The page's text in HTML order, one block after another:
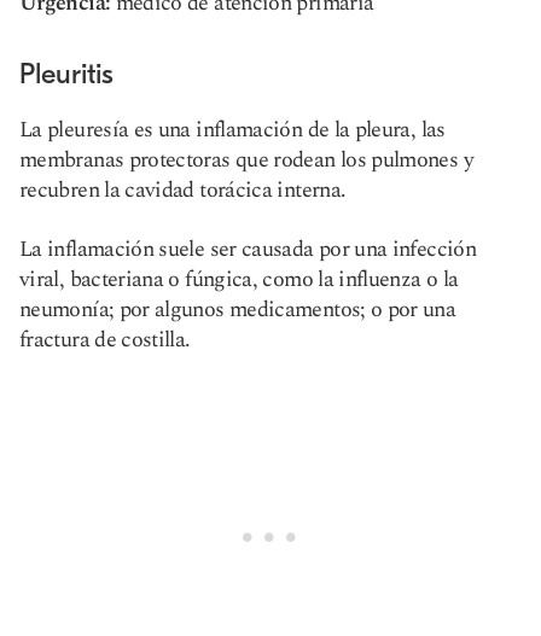
Pleuritis
La pleuresía es una inflamación de la pleura, las
membranas protectoras que rodean los pulmones y
recubren la cavidad torácica interna.
La inflamación suele ser causada por una infección
viral, bacteriana o fúngica, como la influenza o la
neumonía; por algunos medicamentos; o por una
fractura de costilla.